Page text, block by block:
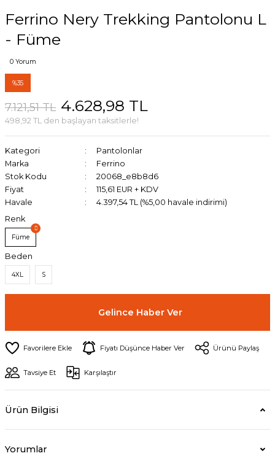
Ferrino Nery Trekking Pantolonu L
- Füme
0 Yorum
%35
7.121,51 TL 4.628,98 TL
498,92 TL den başlayan taksitlerle!
Kategori
Pantolonlar
Marka
Ferrino
Stok Kodu
20068_e8b8d6
Fiyat
115,61 EUR + KDV
Havale
4.397,54 TL (%5,00 havale indirimi)
Renk
Füme
Beden
4XL S
Gelince Haber Ver
Fiyatı Düşünce Haber Ver Ürünü Paylaş
Tavsiye Et Karşılaştır
Ürün Bilgisi
Yorumlar